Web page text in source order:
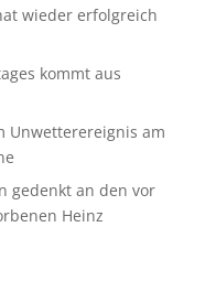
wieder erfolgreich
kommt aus
Unwetterereignis am
gedenkt an den vor
Heinz